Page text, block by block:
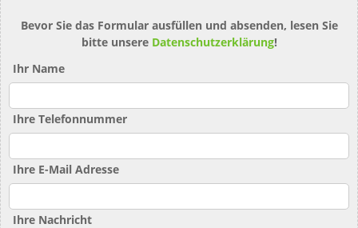
Bevor Sie das Formular ausfüllen und absenden, lesen Sie
bitte unsere Datenschutzerklärung!
Ihr Name
Ihre Telefonnummer
Ihre E-Mail Adresse
Ihre Nachricht